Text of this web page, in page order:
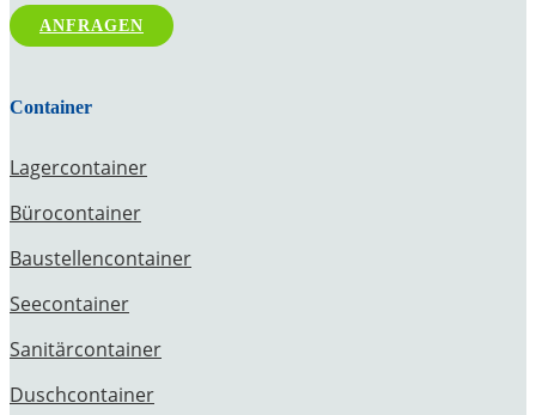
ANFRAGEN
Container
Lagercontainer
Bürocontainer
Baustellencontainer
Seecontainer
Sanitärcontainer
Duschcontainer